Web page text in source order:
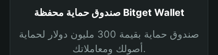
صندوق حماية محفظة Bitget Wallet
صندوق حماية بقيمة 300 مليون دولار لحماية
أصولك ومعاملاتك.